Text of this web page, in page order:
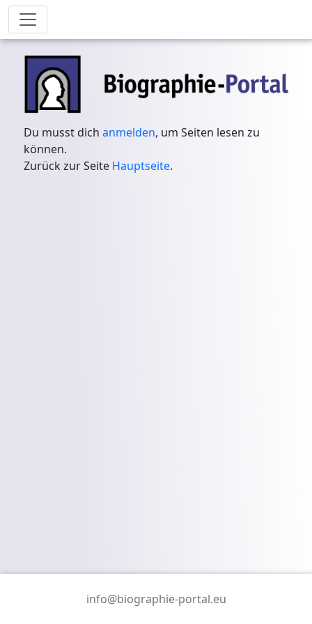
Du musst dichanmelden, um Seiten lesen zu
können.
Zurück zur Seite Hauptseite.
info@biographie-portal.eu